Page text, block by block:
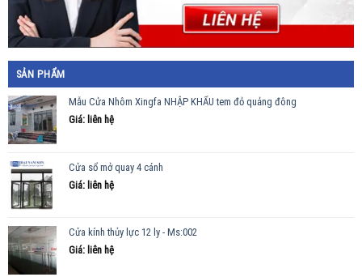
SẢN PHẨM
Mẫu Cửa Nhôm Xingfa NHẬP KHẨU tem đỏ quảng đông
Giá: liên hệ
Cửa sổ mở quay 4 cánh
Giá: liên hệ
Cửa kính thủy lực 12 ly - Ms:002
Giá: liên hệ